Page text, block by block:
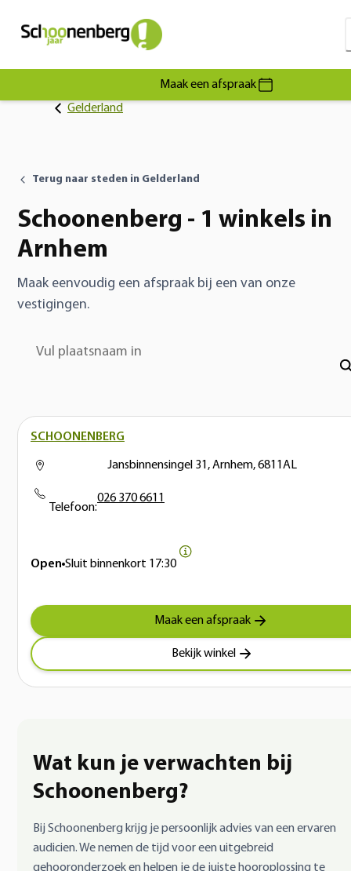
Maak een afspraak
Gelderland
Terug naar steden in Gelderland
Schoonenberg - 1 winkels in
Arnhem
Maak eenvoudig een afspraak bij een van onze
vestigingen.
Vul plaatsnaam in
SCHOONENBERG
Jansbinnensingel 31, Arnhem, 6811AL
Telefoon:
026 370 6611
Open Sluit binnenkort 17:30
Maak een afspraak
Bekijk winkel
Wat kun je verwachten bij
Schoonenberg?
Bij Schoonenberg krijg je persoonlijk advies van een ervaren
audicien. We nemen de tijd voor een uitgebreid
gehooronderzoek en helpen je de juiste hooroplossing te